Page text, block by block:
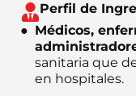
Perfil de
Médicos,
sanitaria que
en hospitales.